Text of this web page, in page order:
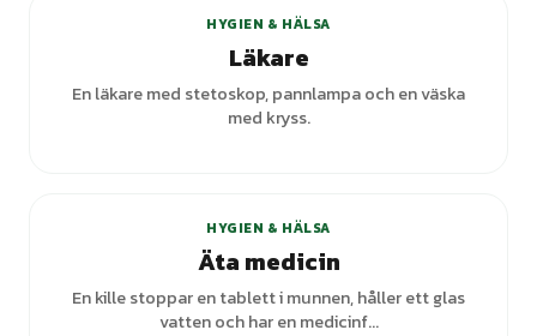
HYGIEN & HÄLSA
Läkare
En läkare med stetoskop, pannlampa och en väska
med kryss.
HYGIEN & HÄLSA
Äta medicin
En kille stoppar en tablett i munnen, håller ett glas
vatten och har en medicinf...